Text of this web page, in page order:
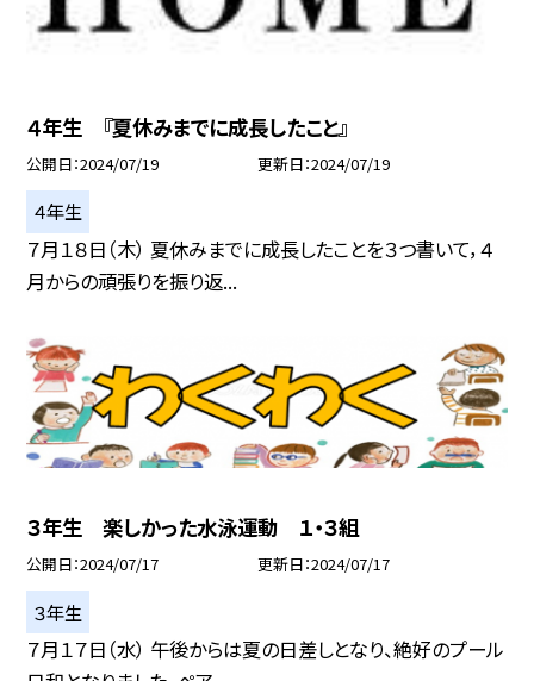
４年生 『夏休みまでに成長したこと』
公開日 2024/07/19 更新日 2024/07/19
４年生
７月１８日（木） 夏休みまでに成長したことを３つ書いて，４
月からの頑張りを振り返...
３年生 楽しかった水泳運動 １・３組
公開日 2024/07/17 更新日 2024/07/17
３年生
７月１７日（水） 午後からは夏の日差しとなり、絶好のプール